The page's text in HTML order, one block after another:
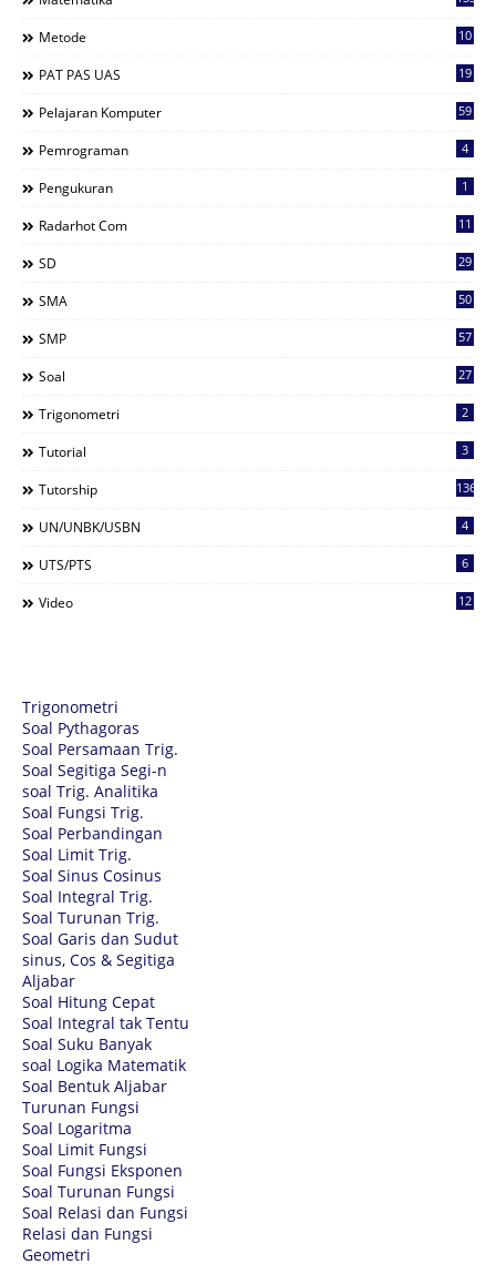
Metode 10
PAT PAS UAS 19
Pelajaran Komputer 59
Pemrograman 4
Pengukuran 1
Radarhot Com 11
SD 29
SMA 50
SMP 57
Soal 27
Trigonometri 2
Tutorial 3
Tutorship 136
UN/UNBK/USBN 4
UTS/PTS 6
Video 12
Trigonometri
Soal Pythagoras
Soal Persamaan Trig.
Soal Segitiga Segi-n
soal Trig. Analitika
Soal Fungsi Trig.
Soal Perbandingan
Soal Limit Trig.
Soal Sinus Cosinus
Soal Integral Trig.
Soal Turunan Trig.
Soal Garis dan Sudut
sinus, Cos & Segitiga
Aljabar
Soal Hitung Cepat
Soal Integral tak Tentu
Soal Suku Banyak
soal Logika Matematik
Soal Bentuk Aljabar
Turunan Fungsi
Soal Logaritma
Soal Limit Fungsi
Soal Fungsi Eksponen
Soal Turunan Fungsi
Soal Relasi dan Fungsi
Relasi dan Fungsi
Geometri